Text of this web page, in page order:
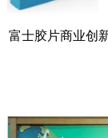
富士胶片商业创